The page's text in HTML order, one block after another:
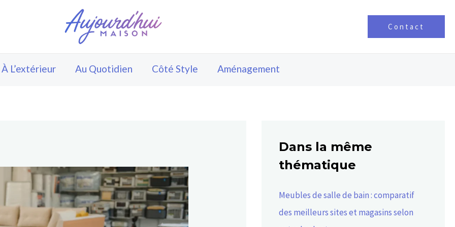
Contact
À L’extérieur Au Quotidien Côté Style Aménagement
Dans la même
thématique
Meubles de salle de bain : comparatif
des meilleurs sites et magasins selon